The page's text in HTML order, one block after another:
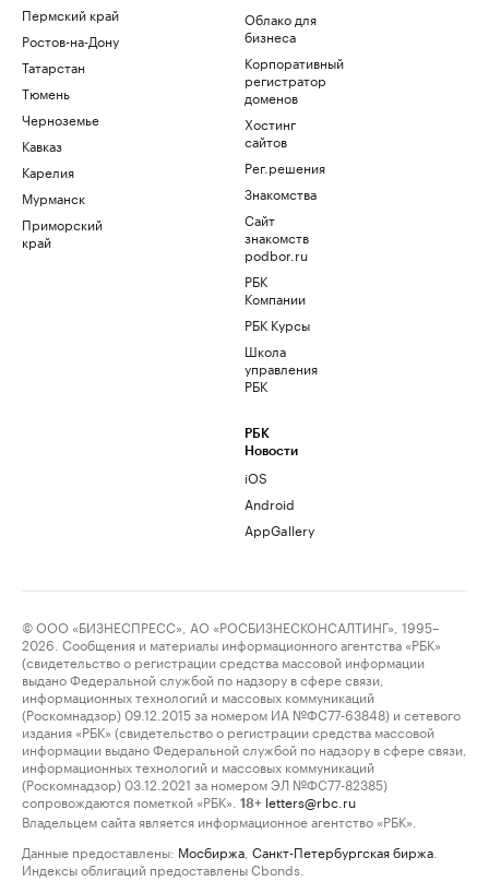
Пермский край
Ростов-на-Дону
Татарстан
Тюмень
Черноземье
Кавказ
Карелия
Мурманск
Приморский
край
Облако для
бизнеса
Корпоративный
регистратор
доменов
Хостинг
сайтов
Рег.решения
Знакомства
Сайт
знакомств
podbor.ru
РБК
Компании
РБК Курсы
Школа
управления
РБК
РБК
Новости
iOS
Android
AppGallery
© ООО «БИЗНЕСПРЕСС», АО «РОСБИЗНЕСКОНСАЛТИНГ», 1995–
2026. Сообщения и материалы информационного агентства «РБК»
(свидетельство о регистрации средства массовой информации
выдано Федеральной службой по надзору в сфере связи,
информационных технологий и массовых коммуникаций
(Роскомнадзор) 09.12.2015 за номером ИА №ФС77-63848) и сетевого
издания «РБК» (свидетельство о регистрации средства массовой
информации выдано Федеральной службой по надзору в сфере связи,
информационных технологий и массовых коммуникаций
(Роскомнадзор) 03.12.2021 за номером ЭЛ №ФС77-82385)
сопровождаются пометкой «РБК».
18+ letters@rbc.ru
Владельцем сайта является информационное агентство «РБК».
Данные предоставлены: Мосбиржа Санкт-Петербургская биржа
Индексы облигаций предоставлены Cbonds.